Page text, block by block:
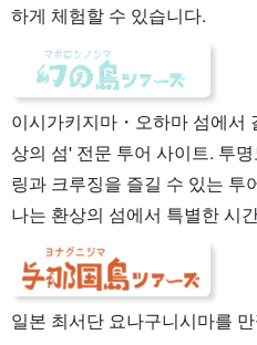
하게 체험할 수 있습니다.
이시가키지마・오하마 섬에서
상의 섬' 전문 투어 사이트. 투
링과 크루징을 즐길 수 있는 투
나는 환상의 섬에서 특별한 시
일본 최서단 요나구니시마를